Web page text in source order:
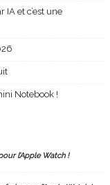
IA et c’est une
Notebook !
l’Apple Watch !